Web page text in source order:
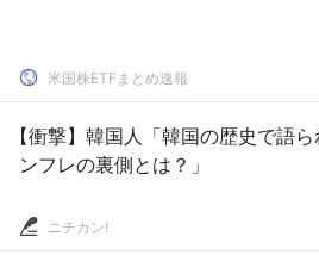
米国株ETFまとめ速報
【衝撃】韓国人「韓国の歴史で語
ンフレの裏側とは？」
ニチカン!